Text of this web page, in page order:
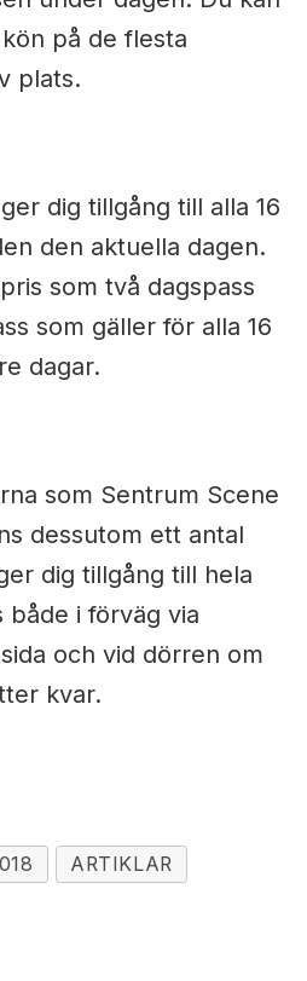
på de flesta
plats.
dig tillgång till alla 16
den aktuella dagen.
som två dagspass
som gäller för alla 16
dagar.
som Sentrum Scene
dessutom ett antal
dig tillgång till hela
både i förväg via
och vid dörren om
kvar.
ARTIKLAR